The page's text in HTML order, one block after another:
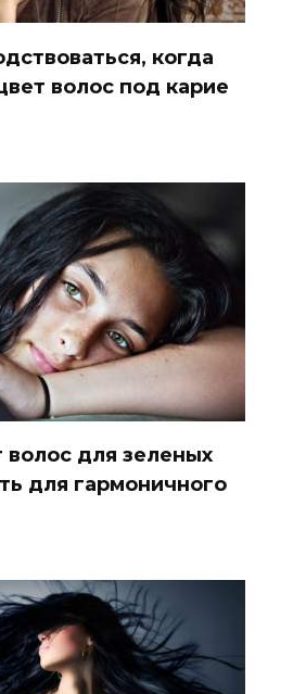
когда
волос под карие
волос для зеленых
для гармоничного